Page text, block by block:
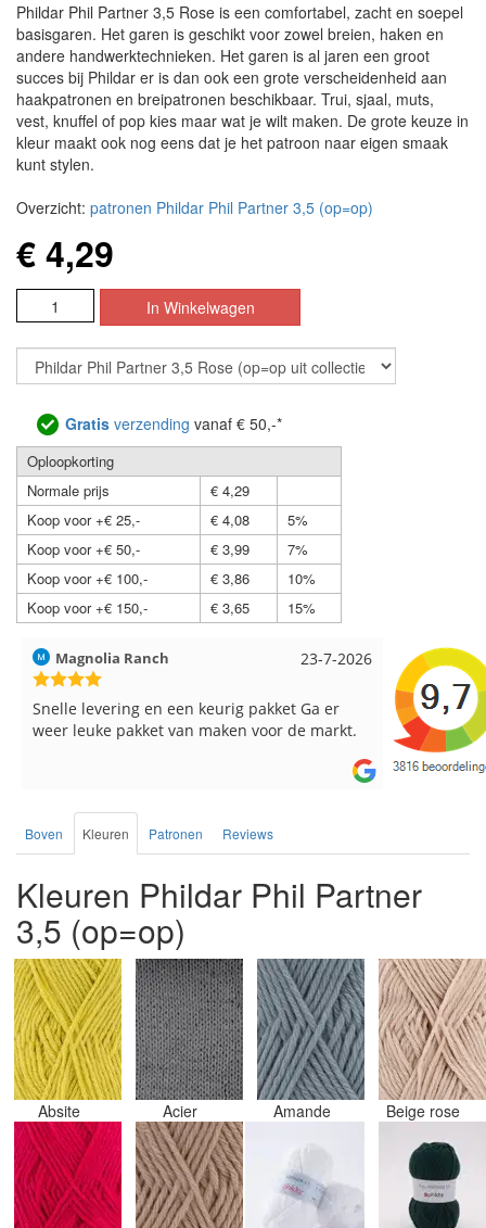
Phildar Phil Partner 3,5 Rose is een comfortabel, zacht en soepel
basisgaren. Het garen is geschikt voor zowel breien, haken en
andere handwerktechnieken. Het garen is al jaren een groot
succes bij Phildar er is dan ook een grote verscheidenheid aan
haakpatronen en breipatronen beschikbaar. Trui, sjaal, muts,
vest, knuffel of pop kies maar wat je wilt maken. De grote keuze in
kleur maakt ook nog eens dat je het patroon naar eigen smaak
kunt stylen.
Overzicht: patronen Phildar Phil Partner 3,5 (op=op)
€ 4,29
Gratis verzending vanaf € 50,-*
Oploopkorting
Normale prijs
€ 4,29
Koop voor +€ 25,-
€ 4,08
5%
Koop voor +€ 50,-
€ 3,99
7%
Koop voor +€ 100,-
€ 3,86
10%
Koop voor +€ 150,-
€ 3,65 15%
17-7-2026
Hilde uit Loyers
Reeds meerdere keren breigaren en
breinaalden besteld, altijd heel tevreden over
Loes uit
Snelle
Boven Kleuren Patronen Reviews
Kleuren Phildar Phil Partner
3,5 (op=op)
Absite Acier Amande Beige rose